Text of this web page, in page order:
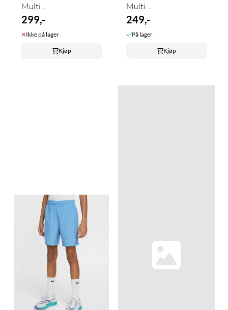
Multi ...
299,-
Ikke på lager
Kjøp
Multi ...
249,-
På lager
Kjøp